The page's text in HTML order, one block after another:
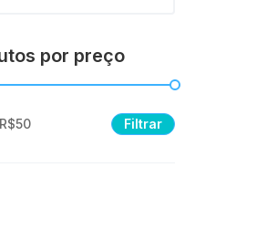
por preço
Filtrar
R$50